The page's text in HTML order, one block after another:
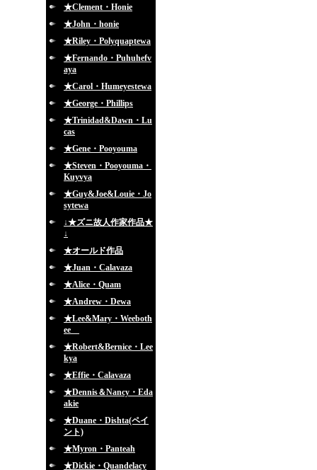
★Clement・Honie
★John・honie
★Riley・Polyquaptewa
★Fernando・Puhuhefv
aya
★Carol・Humeyestewa
★George・Phillips
★Trinidad&Dawn・Lu
cas
★Gene・Pooyouma
★Steven・Pooyouma・
Kuyvya
★Guy&Joe&Louie・Jo
sytewa
↓★ズニ故人作家作品★
↓
★オールド作品
★Juan・Calavaza
★Alice・Quam
★Andrew・Dewa
★Lee&Mary・Weeboth
ee
★Robert&Bernice・Lee
kya
★Effie・Calavaza
★Dennis＆Nancy・Eda
akie
★Duane・Dishta(ペイ
ント)
★Myron・Panteah
★Dickie・Quandelacy